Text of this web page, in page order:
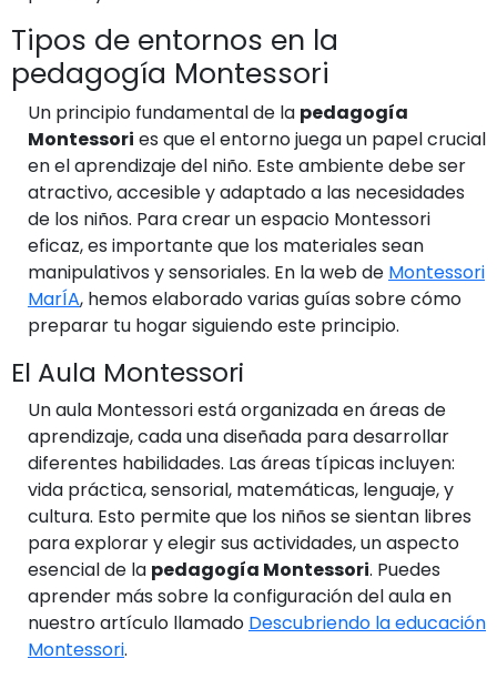
Tipos de entornos en la
pedagogía Montessori
Un principio fundamental de la pedagogía
Montessori es que el entorno juega un papel crucial
en el aprendizaje del niño. Este ambiente debe ser
atractivo, accesible y adaptado a las necesidades
de los niños. Para crear un espacio Montessori
eficaz, es importante que los materiales sean
manipulativos y sensoriales. En la web de Montessori
MarÍA, hemos elaborado varias guías sobre cómo
preparar tu hogar siguiendo este principio.
El Aula Montessori
Un aula Montessori está organizada en áreas de
aprendizaje, cada una diseñada para desarrollar
diferentes habilidades. Las áreas típicas incluyen:
vida práctica, sensorial, matemáticas, lenguaje, y
cultura. Esto permite que los niños se sientan libres
para explorar y elegir sus actividades, un aspecto
esencial de la pedagogía Montessori. Puedes
aprender más sobre la configuración del aula en
nuestro artículo llamado Descubriendo la educación
Montessori.